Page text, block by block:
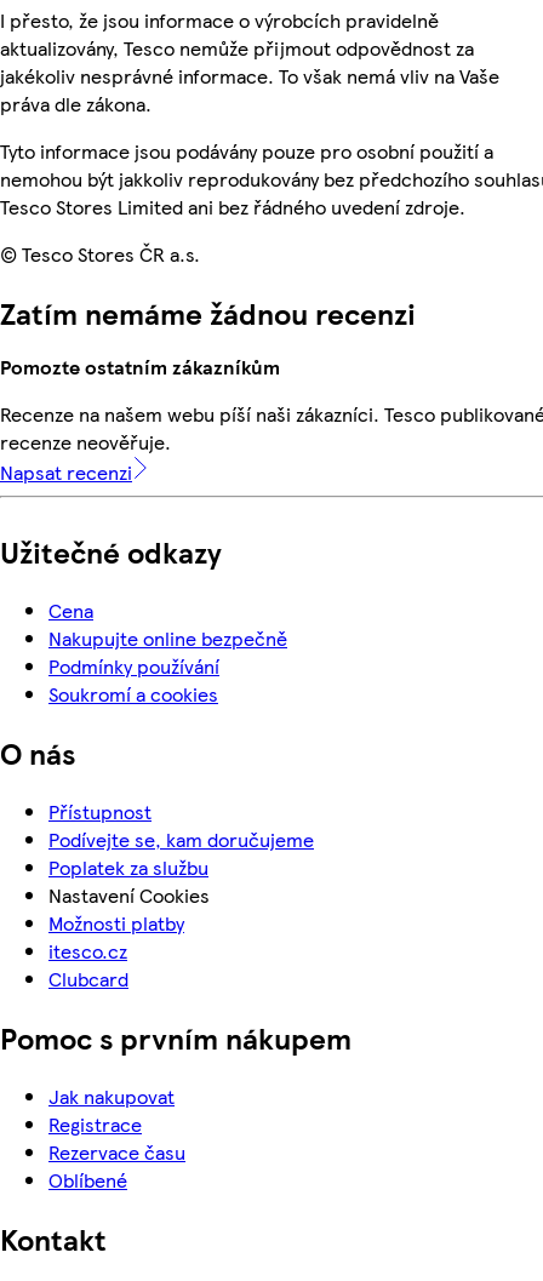
I přesto, že jsou informace o výrobcích pravidelně
aktualizovány, Tesco nemůže přijmout odpovědnost za
jakékoliv nesprávné informace. To však nemá vliv na Vaše
práva dle zákona.
Tyto informace jsou podávány pouze pro osobní použití a
nemohou být jakkoliv reprodukovány bez předchozího
Tesco Stores Limited ani bez řádného uvedení zdroje.
© Tesco Stores ČR a.s.
Zatím nemáme žádnou recenzi
Pomozte ostatním zákazníkům
Recenze na našem webu píší naši zákazníci. Tesco
recenze neověřuje.
Napsat recenzi
Užitečné odkazy
Cena
Nakupujte online bezpečně
Podmínky používání
Soukromí a cookies
O nás
Přístupnost
Podívejte se, kam doručujeme
Poplatek za službu
Nastavení Cookies
Možnosti platby
itesco.cz
Clubcard
Pomoc s prvním nákupem
Jak nakupovat
Registrace
Rezervace času
Oblíbené
Kontakt